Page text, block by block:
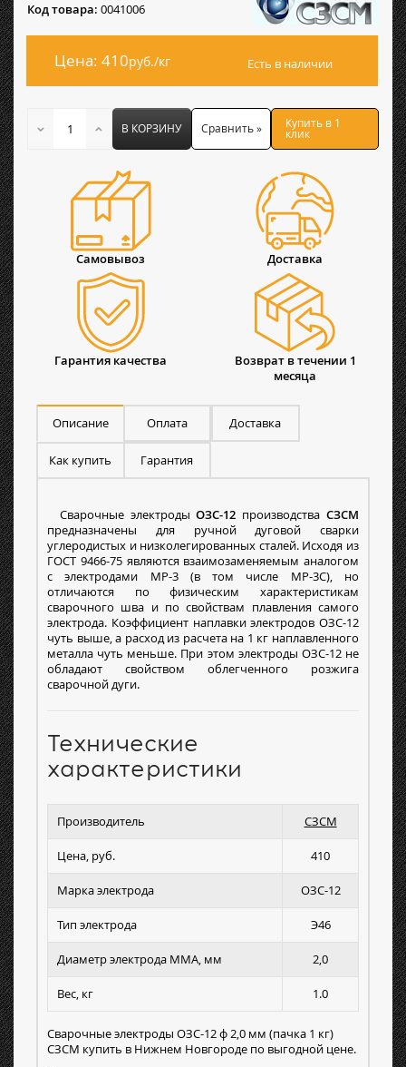
Код товара: 0041006
Цена: 410руб./кг Есть в наличии
В КОРЗИНУ Сравнить » Купить в 1
клик
Самовывоз Доставка
Гарантия качества
Возврат в течении 1
месяца
Описание Оплата Доставка
Как купить Гарантия
Сварочные электродыОЗС-12 производстваСЗСМ
предназначены для ручной дуговой сварки
углеродистых и низколегированных сталей. Исходя из
ГОСТ 9466-75 являются взаимозаменяемым аналогом
с электродами МР-3 (в том числе МР-3С), но
отличаются по физическим характеристикам
сварочного шва и по свойствам плавления самого
электрода. Коэффициент наплавки электродов ОЗС-12
чуть выше, а расход из расчета на 1 кг наплавленного
металла чуть меньше. При этом электроды ОЗС-12 не
обладают свойством облегченного розжига
сварочной дуги.
Технические
характеристики
Производитель СЗСМ
Цена, руб. 410
Марка электрода ОЗС-12
Тип электрода Э46
Диаметр электрода MMA, мм 2,0
Вес, кг 1.0
Сварочные электроды ОЗС-12 ф 2,0 мм (пачка 1 кг)
СЗСМ купить в Нижнем Новгороде по выгодной цене.